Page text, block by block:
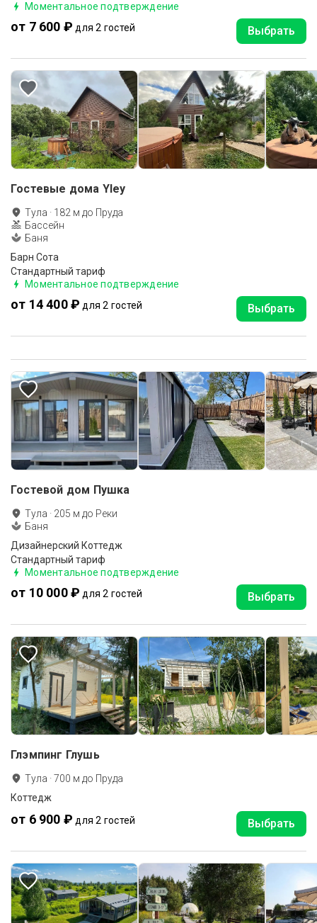
Моментальное подтверждение
от 7 600 ₽ для 2 гостей Выбрать
Гостевые дома Yley
Тула · 182 м до Пруда
Бассейн
Баня
Барн Сота
Стандартный тариф
Моментальное подтверждение
от 14 400 ₽ для 2 гостей Выбрать
Гостевой дом Пушка
Тула · 205 м до Реки
Баня
Дизайнерский Коттедж
Стандартный тариф
Моментальное подтверждение
от 10 000 ₽ для 2 гостей Выбрать
Глэмпинг Глушь
Тула ·700 м до Пруда
Коттедж
от 6 900 ₽ для 2 гостей Выбрать